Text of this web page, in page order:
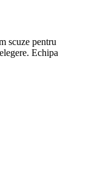
scuze pentru
Echipa